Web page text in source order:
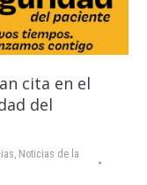
cita en el
del
Noticias de la